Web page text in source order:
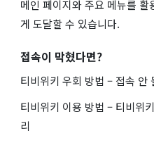
메인 페이지와 주요 메뉴를
게 도달할 수 있습니다.
접속이 막혔다면?
티비위키 우회 방법 – 접속 안
티비위키 이용 방법 – 티비위
리